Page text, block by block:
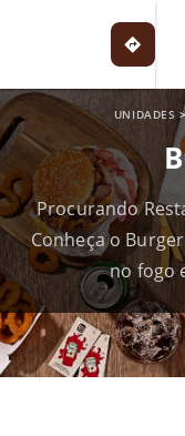
UNIDADES >
Procurando
Conheça o
no fogo